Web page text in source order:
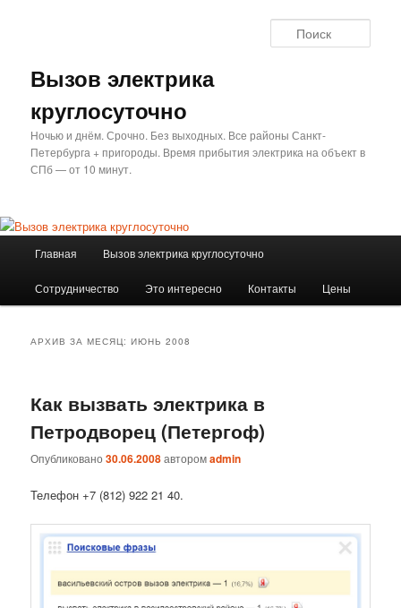
Вызов электрика
круглосуточно
Ночью и днём. Срочно. Без выходных. Все районы Санкт-
Петербурга + пригороды. Время прибытия электрика на объект в
СПб — от 10 минут.
Главная Вызов электрика круглосуточно
Сотрудничество Это интересно Контакты Цены
АРХИВ ЗА МЕСЯЦ:ИЮНЬ 2008
Как вызвать электрика в
Петродворец (Петергоф)
Опубликовано30.06.2008авторомadmin
Телефон +7 (812) 922 21 40.